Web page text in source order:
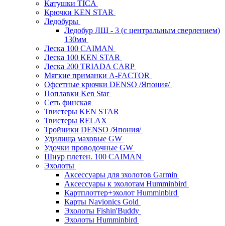
Катушки TICA
Крючки KEN STAR
Ледобуры
Ледобур ЛШ - 3 (с центральным сверлением)
130мм
Леска 100 CAIMAN
Леска 100 KEN STAR
Леска 200 TRIADA CARP
Мягкие приманки A-FACTOR
Офсетные крючки DENSO /Япония/
Поплавки Ken Star
Сеть финская
Твистеры KEN STAR
Твистеры RELAX
Тройники DENSO /Япония/
Удилища маховые GW
Удочки проводочные GW
Шнур плетен. 100 CAIMAN
Эхолоты
Аксессуары для эхолотов Garmin
Аксессуары к эхолотам Humminbird
Картплоттер+эхолот Humminbird
Карты Navionics Gold
Эхолоты Fishin'Buddy
Эхолоты Humminbird